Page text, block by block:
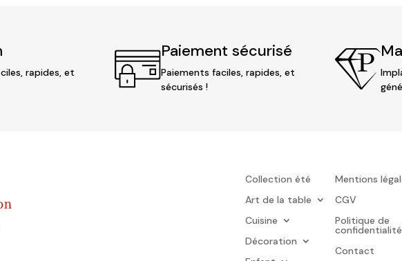
rapides, et
Paiement sécurisé
Paiements faciles, rapides, et
sécurisés !
Collection été
Art de la table
Cuisine
Décoration
Mentions
CGV
Politique de
confidentialité
Contact